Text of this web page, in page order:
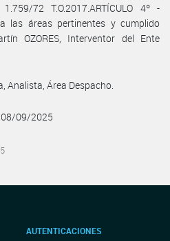
72 T.O.2017.ARTÍCULO 4º -
a las áreas pertinentes y cumplido
OZORES, Interventor del Ente
Analista, Área Despacho.
08/09/2025
AUTENTICACIONES